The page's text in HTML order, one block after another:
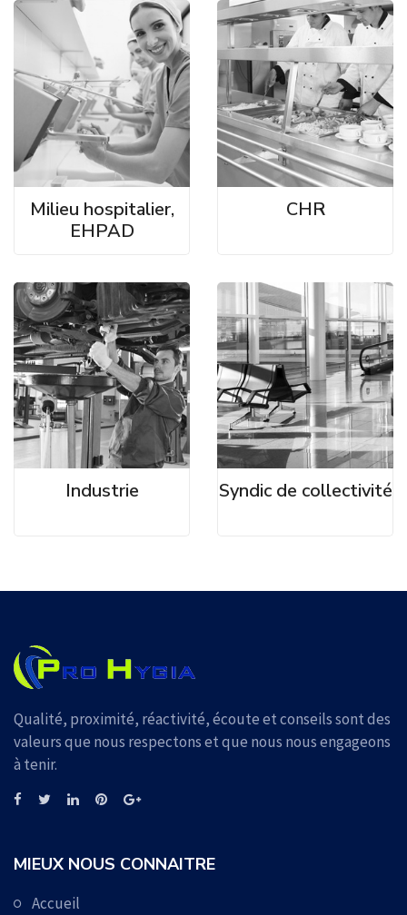
Milieu hospitalier,
EHPAD
CHR
Industrie Syndic de collectivité
Qualité, proximité, réactivité, écoute et conseils sont des
valeurs que nous respectons et que nous nous engageons
à tenir.
MIEUX NOUS CONNAITRE
Accueil